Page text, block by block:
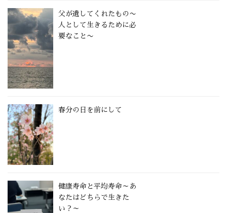
父が遺してくれたもの〜
人として生きるために必
要なこと〜
春分の日を前にして
健康寿命と平均寿命～あ
なたはどちらで生きた
い？～